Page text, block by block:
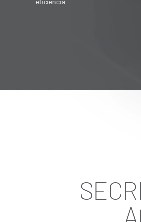
Societária é destinado para